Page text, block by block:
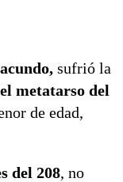
sufrió la
metatarso del
de edad,
del 208, no